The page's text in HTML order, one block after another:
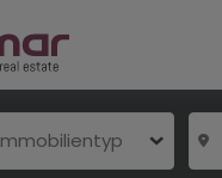
Immobilientyp